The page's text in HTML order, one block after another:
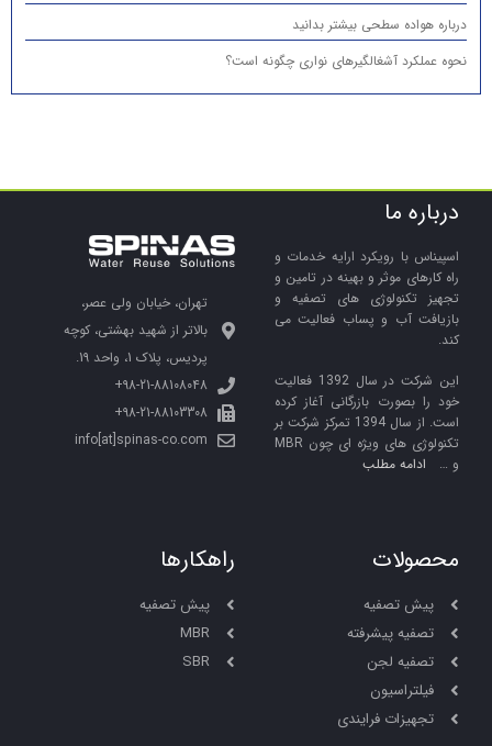
درباره هواده سطحی بیشتر بدانید
نحوه عملکرد آشغالگیرهای نواری چگونه است؟
درباره ما
اسپیناس با رویکرد ارایه خدمات و
راه کارهای موثر و بهینه در تامین و
تجهیز تکنولوژی های تصفیه و
بازیافت آب و پساب فعالیت می
کند.
این شرکت در سال 1392 فعالیت
خود را بصورت بازرگانی آغاز کرده
است. از سال 1394 تمرکز شرکت بر
تکنولوژی های ویژه ای چون MBR
و … ادامه مطلب
تهران، خیابان ولی عصر،
بالاتر از شهید بهشتی، کوچه
پردیس، پلاک 1، واحد 19.
98-21-88108048+
98-21-88103308+
info[at]spinas-co.com
محصولات
پیش تصفیه
تصفیه پیشرفته
تصفیه لجن
فیلتراسیون
تجهیزات فرایندی
راهکارها
پیش تصفیه
MBR
SBR